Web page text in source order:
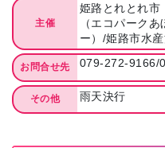
主催
姫路とれとれ
（エコパーク
ー）/姫路市水
お問合せ先 079-272-9166/
その他 雨天決行